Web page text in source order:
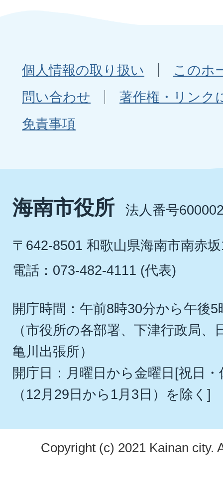
個人情報の取り扱い
このホ
問い合わせ
著作権・リンク
免責事項
海南市役所 法人番号
〒642-8501 和歌山県海南市南赤
電話：073-482-4111 (代表)
開庁時間：午前8時30分から午後5
（市役所の各部署、下津行政局
亀川出張所）
開庁日：月曜日から金曜日[祝日
（12月29日から1月3日）を除く]
Copyright (c) 2021 Kainan city.